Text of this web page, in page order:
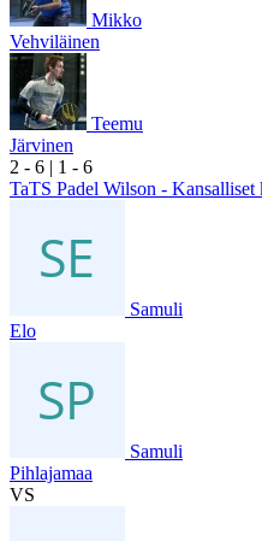
Mikko
Vehviläinen
Teemu
Järvinen
2 - 6 | 1 - 6
TaTS Padel Wilson -
Samuli
Elo
Samuli
Pihlajamaa
VS